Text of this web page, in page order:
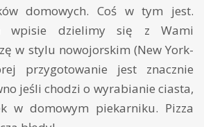
domowych. Coś w tym jest.
wpisie dzielimy się z Wami
w stylu nowojorskim (New York-
przygotowanie jest znacznie
jeśli chodzi o wyrabianie ciasta,
w domowym piekarniku. Pizza